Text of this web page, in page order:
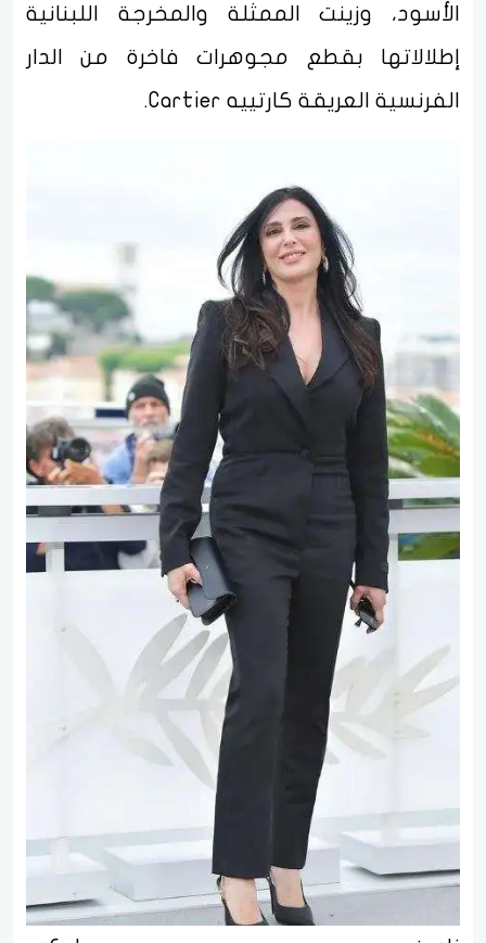
الأسود، وزينت الممثلة والمخرجة اللبنانية
إطلالاتها بقطع مجوهرات فاخرة من الدار
الفرنسية العريقة كارتييه Cartier.